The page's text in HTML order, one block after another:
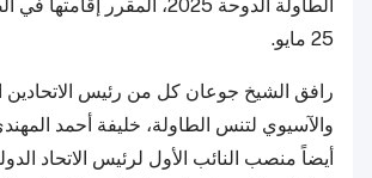
25 مايو.
رافق الشيخ جوعان كل من رئيس الاتحادين
والآسيوي لتنس الطاولة، خليفة أحمد
أيضاً منصب النائب الأول لرئيس الاتحاد